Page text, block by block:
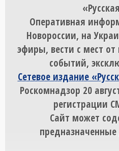
Оперативная
Новороссии, на
эфиры, вести с мест от
событий,
Сетевое издание
Роскомнадзор 20
регистрации
Сайт может